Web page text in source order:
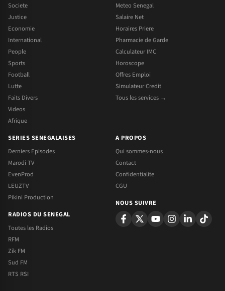
Societe
Justice
Economie
International
People
Sports
Football
Lutte
Faits Divers
Videos
Afrique
Meteo Senegal
Salaire Net
Horaires Priere
Pharmacie de Garde
Calculateur IMC
Horoscope
Offres Emploi
Simulateur Credit
Tous les services →
SERIES SENEGALAISES
Derniers Episodes
Marodi TV
EvenProd
LEUZTV
Pikini Production
RADIOS DU SENEGAL
Toutes les Radios
RFM
Zik FM
Sud FM
RTS RSI
A PROPOS
Qui sommes-nous
Contact
Confidentialite
CGU
NOUS SUIVRE